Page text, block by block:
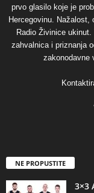
prvo glasilo koje je
Hercegovinu. Nažalost,
Radio Živinice
zahvalnica i priznanja
zakonodavne
NE PROPUSTITE
3×3